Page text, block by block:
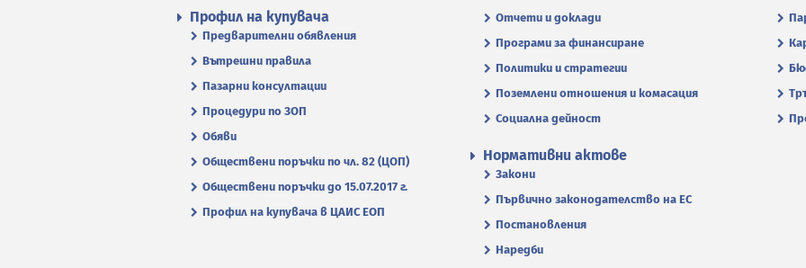
Отчети и доклади
Програми за финансиране
Политики и стратегии
Поземлени отношения и комасация
Социална дейност
Профил на купувача
Предварителни обявления
Вътрешни правила
Пазарни консултации
Процедури по ЗОП
Обяви
Обществени поръчки по чл. 82 (ЦОП)
Обществени поръчки до 15.07.2017 г.
Профил на купувача в ЦАИС ЕОП
Нормативни актове
Закони
Първично законодателство на ЕС
Постановления
Наредби